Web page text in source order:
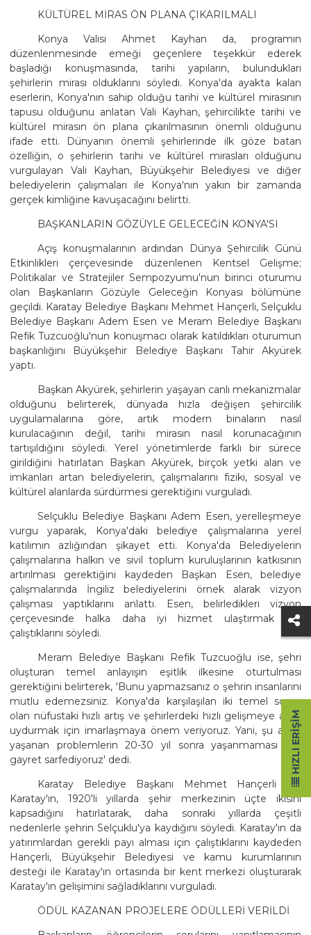
KÜLTÜREL MİRAS ÖN PLANA ÇIKARILMALI
Konya Valisi Ahmet Kayhan da, programın
düzenlenmesinde emeği geçenlere teşekkür ederek
başladığı konuşmasında, tarihi yapıların, bulundukları
şehirlerin mirası olduklarını söyledi. Konya'da ayakta kalan
eserlerin, Konya'nın sahip olduğu tarihi ve kültürel mirasının
tapusu olduğunu anlatan Vali Kayhan, şehircilikte tarihi ve
kültürel mirasın ön plana çıkarılmasının önemli olduğunu
ifade etti. Dünyanın önemli şehirlerinde ilk göze batan
özelliğin, o şehirlerin tarihi ve kültürel mirasları olduğunu
vurgulayan Vali Kayhan, Büyükşehir Belediyesi ve diğer
belediyelerin çalışmaları ile Konya'nın yakın bir zamanda
gerçek kimliğine kavuşacağını belirtti.
BAŞKANLARIN GÖZÜYLE GELECEĞİN KONYA'SI
Açış konuşmalarının ardından Dünya Şehircilik Günü
Etkinlikleri çerçevesinde düzenlenen Kentsel Gelişme;
Politikalar ve Stratejiler Sempozyumu'nun birinci oturumu
olan Başkanların Gözüyle Geleceğin Konyası bölümüne
geçildi. Karatay Belediye Başkanı Mehmet Hançerli, Selçuklu
Belediye Başkanı Adem Esen ve Meram Belediye Başkanı
Refik Tuzcuoğlu'nun konuşmacı olarak katıldıkları oturumun
başkanlığını Büyükşehir Belediye Başkanı Tahir Akyürek
yaptı.
Başkan Akyürek, şehirlerin yaşayan canlı mekanizmalar
olduğunu belirterek, dünyada hızla değişen şehircilik
uygulamalarına göre, artık modern binaların nasıl
kurulacağının değil, tarihi mirasın nasıl korunacağının
tartışıldığını söyledi. Yerel yönetimlerde farklı bir sürece
girildiğini hatırlatan Başkan Akyürek, birçok yetki alan ve
imkanları artan belediyelerin, çalışmalarını fiziki, sosyal ve
kültürel alanlarda sürdürmesi gerektiğini vurguladı.
Selçuklu Belediye Başkanı Adem Esen, yerelleşmeye
vurgu yaparak, Konya'daki belediye çalışmalarına yerel
katılımın azlığından şikayet etti. Konya'da Belediyelerin
çalışmalarına halkın ve sivil toplum kuruluşlarının katkısının
artırılması gerektiğini kaydeden Başkan Esen, belediye
çalışmalarında İngiliz belediyelerini örnek alarak vizyon
çalışması yaptıklarını anlattı. Esen, belirledikleri vizyon
çerçevesinde halka daha iyi hizmet ulaştırmak için
çalıştıklarını söyledi.
Meram Belediye Başkanı Refik Tuzcuoğlu ise, şehri
oluşturan temel anlayışın eşitlik ilkesine oturtulması
gerektiğini belirterek, 'Bunu yapmazsanız o şehrin insanlarını
mutlu edemezsiniz. Konya'da karşılaşılan iki temel sorun
olan nüfustaki hızlı artış ve şehirlerdeki hızlı gelişmeye ayak
uydurmak için imarlaşmaya önem veriyoruz. Yani, şu anda
yaşanan problemlerin 20-30 yıl sonra yaşanmaması için
gayret sarfediyoruz' dedi.
Karatay Belediye Başkanı Mehmet Hançerli de,
Karatay'ın, 1920'li yıllarda şehir merkezinin üçte ikisini
kapsadığını hatırlatarak, daha sonraki yıllarda çeşitli
nedenlerle şehrin Selçuklu'ya kaydığını söyledi. Karatay'ın da
yatırımlardan gerekli payı alması için çalıştıklarını kaydeden
Hançerli, Büyükşehir Belediyesi ve kamu kurumlarının
desteği ile Karatay'ın ortasında bir kent merkezi oluşturarak
Karatay'ın gelişimini sağladıklarını vurguladı.
ÖDÜL KAZANAN PROJELERE ÖDÜLLERİ VERİLDİ
HIZLI ERIŞIM